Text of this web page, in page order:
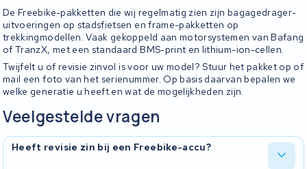
De Freebike-pakketten die wij regelmatig zien zijn bagagedrager-
uitvoeringen op stadsfietsen en frame-pakketten op
trekkingmodellen. Vaak gekoppeld aan motorsystemen van Bafang
of TranzX, met een standaard BMS-print en lithium-ion-cellen.
Twijfelt u of revisie zinvol is voor uw model? Stuur het pakket op of
mail een foto van het serienummer. Op basis daarvan bepalen we
welke generatie u heeft en wat de mogelijkheden zijn.
Veelgestelde vragen
Heeft revisie zin bij een Freebike-accu?